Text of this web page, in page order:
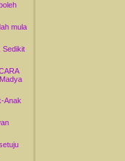
mula
Sedikit
Anak